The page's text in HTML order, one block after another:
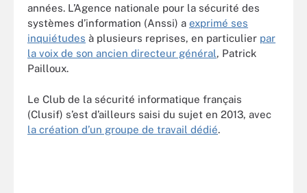
années. L’Agence nationale pour la sécurité des
systèmes d’information (Anssi) a exprimé ses
inquiétudes à plusieurs reprises, en particulier par
la voix de son ancien directeur général, Patrick
Pailloux.
Le Club de la sécurité informatique français
(Clusif) s’est d’ailleurs saisi du sujet en 2013, avec
la création d’un groupe de travail dédié.